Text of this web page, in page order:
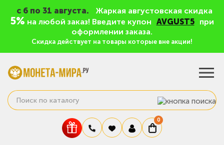
c 6 по 31 августа. Жаркая августовская скидка
5% на любой заказ! Введите купон AVGUST5
при
оформлении заказа.
Скидка действует на товары которые вне акции!
0